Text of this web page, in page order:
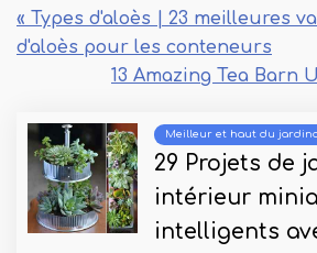
« Types d'aloès | 23 meilleures
d'aloès pour les conteneurs
13 Amazing Tea Barn
Meilleur et haut du
29 Projets de
intérieur
intelligents